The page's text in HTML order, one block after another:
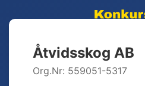
Åtvidsskog AB
Org.Nr: 559051-5317